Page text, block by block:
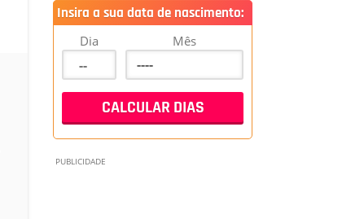
Insira a sua data de nascimento:
Dia Mês